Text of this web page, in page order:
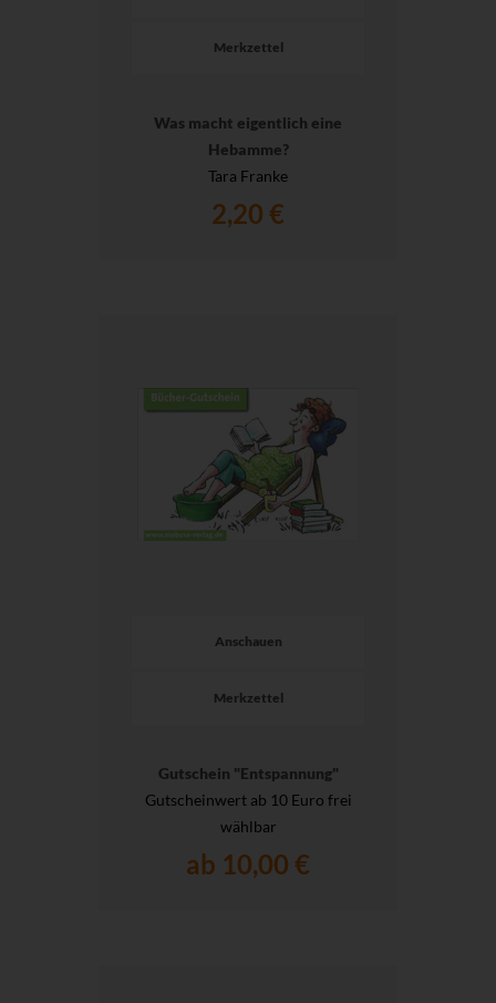
Merkzettel
Was macht eigentlich eine
Hebamme?
Tara Franke
2,20 €
Anschauen
Merkzettel
Gutschein "Entspannung"
Gutscheinwert ab 10 Euro frei
wählbar
ab 10,00 €